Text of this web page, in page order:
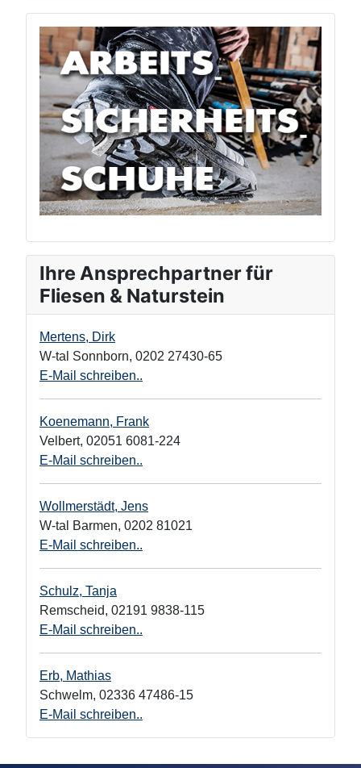
Ihre Ansprechpartner für
Fliesen & Naturstein
Mertens, Dirk
W-tal Sonnborn, 0202 27430-65
E-Mail schreiben..
Koenemann, Frank
Velbert, 02051 6081-224
E-Mail schreiben..
Wollmerstädt, Jens
W-tal Barmen, 0202 81021
E-Mail schreiben..
Schulz, Tanja
Remscheid, 02191 9838-115
E-Mail schreiben..
Erb, Mathias
Schwelm, 02336 47486-15
E-Mail schreiben..